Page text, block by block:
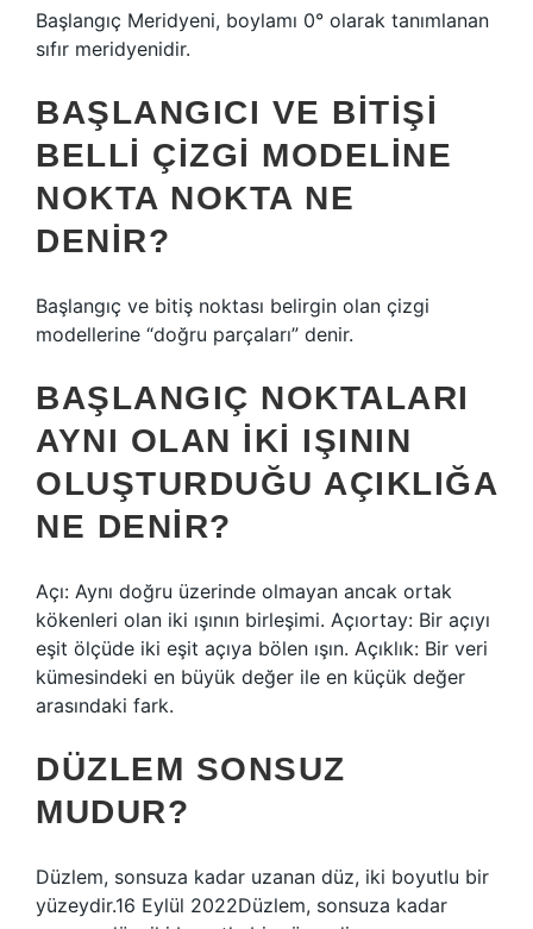
Başlangıç ​​Meridyeni, boylamı 0° olarak tanımlanan
sıfır meridyenidir.
BAŞLANGICI VE BITIŞI
BELLI ÇIZGI MODELINE
NOKTA NOKTA NE
DENIR?
Başlangıç ​​ve bitiş noktası belirgin olan çizgi
modellerine “doğru parçaları” denir.
BAŞLANGIÇ NOKTALARI
AYNI OLAN IKI IŞININ
OLUŞTURDUĞU AÇIKLIĞA
NE DENIR?
Açı: Aynı doğru üzerinde olmayan ancak ortak
kökenleri olan iki ışının birleşimi. Açıortay: Bir açıyı
eşit ölçüde iki eşit açıya bölen ışın. Açıklık: Bir veri
kümesindeki en büyük değer ile en küçük değer
arasındaki fark.
DÜZLEM SONSUZ
MUDUR?
Düzlem, sonsuza kadar uzanan düz, iki boyutlu bir
yüzeydir.16 Eylül 2022Düzlem, sonsuza kadar